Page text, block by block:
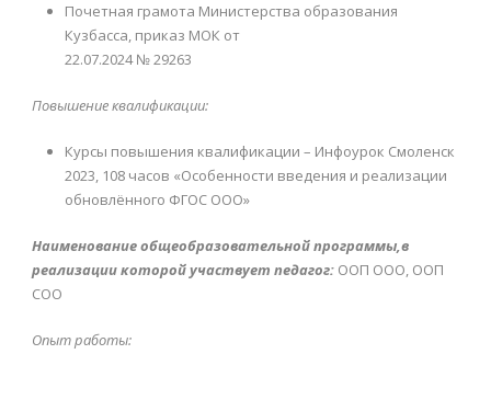
Почетная грамота Министерства образования
Кузбасса, приказ МОК от
22.07.2024 № 29263
Повышение квалификации:
Курсы повышения квалификации – Инфоурок Смоленск
2023, 108 часов «Особенности введения и реализации
обновлённого ФГОС ООО»
Наименование общеобразовательной программы,в
реализации которой участвует педагог: ООП ООО, ООП
СОО
Опыт работы: